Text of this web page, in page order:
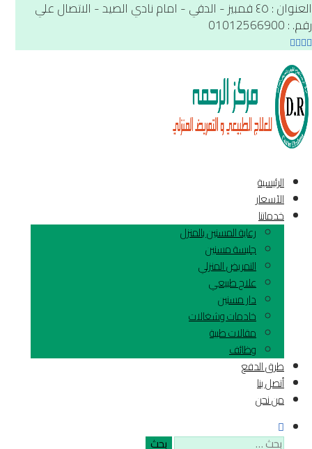
العنوان : ٤٥ قمبيز - الدقي - امام نادي الصيد - الاتصال علي
رقم. : 01012566900
الرئيسية
الآسعار
خدماتنا
رعاية المسنين بالمنزل
جليسة مسنين
التمريض المنزلي
علاج طبيعي
دار مسنين
خادمات وشغالات
مقالات طبية
وظائف
طرق الدفع
أتصل بنا
من نحن
البحث